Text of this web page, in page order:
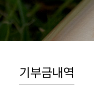
기부금내역